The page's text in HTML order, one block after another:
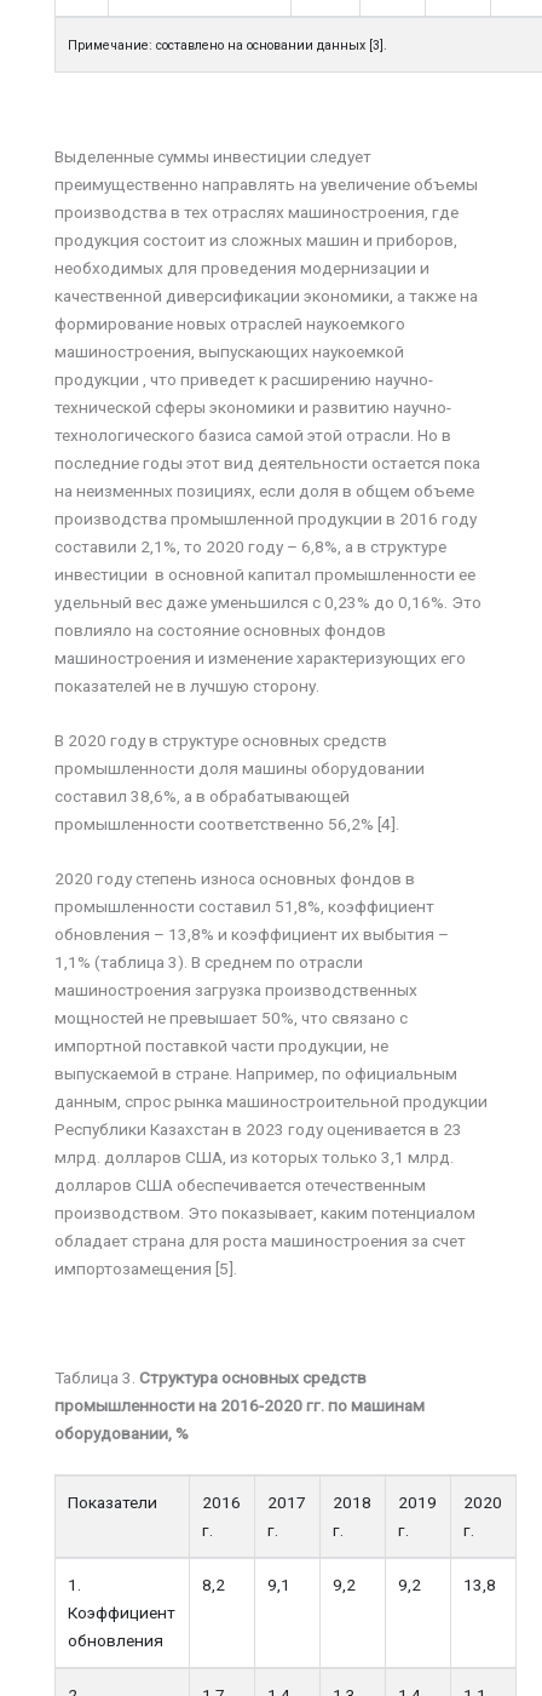
Примечание: составлено на основании данных [3].
Выделенные суммы инвестиции следует
преимущественно направлять на увеличение объемы
производства в тех отраслях машиностроения, где
продукция состоит из сложных машин и приборов,
необходимых для проведения модернизации и
качественной диверсификации экономики, а также на
формирование новых отраслей наукоемкого
машиностроения, выпускающих наукоемкой
продукции , что приведет к расширению научно-
технической сферы экономики и развитию научно-
технологического базиса самой этой отрасли. Но в
последние годы этот вид деятельности остается пока
на неизменных позициях, если доля в общем объеме
производства промышленной продукции в 2016 году
составили 2,1%, то 2020 году – 6,8%, а в структуре
инвестиции в основной капитал промышленности ее
удельный вес даже уменьшился с 0,23% до 0,16%. Это
повлияло на состояние основных фондов
машиностроения и изменение характеризующих его
показателей не в лучшую сторону.
В 2020 году в структуре основных средств
промышленности доля машины оборудовании
составил 38,6%, а в обрабатывающей
промышленности соответственно 56,2% [4].
2020 году степень износа основных фондов в
промышленности составил 51,8%, коэффициент
обновления – 13,8% и коэффициент их выбытия –
1,1% (таблица 3). В среднем по отрасли
машиностроения загрузка производственных
мощностей не превышает 50%, что связано с
импортной поставкой части продукции, не
выпускаемой в стране. Например, по официальным
данным, спрос рынка машиностроительной продукции
Республики Казахстан в 2023 году оценивается в 23
млрд. долларов США, из которых только 3,1 млрд.
долларов США обеспечивается отечественным
производством. Это показывает, каким потенциалом
обладает страна для роста машиностроения за счет
импортозамещения [5].
Таблица 3. Структура основных средств
промышленности на 2016-2020 гг. по машинам
оборудовании, %
Показатели
2016
г.
2017
г.
2018
г.
2019
г.
2020
г.
1.
Коэффициент
обновления
8,2 9,1 9,2 9,2 13,8